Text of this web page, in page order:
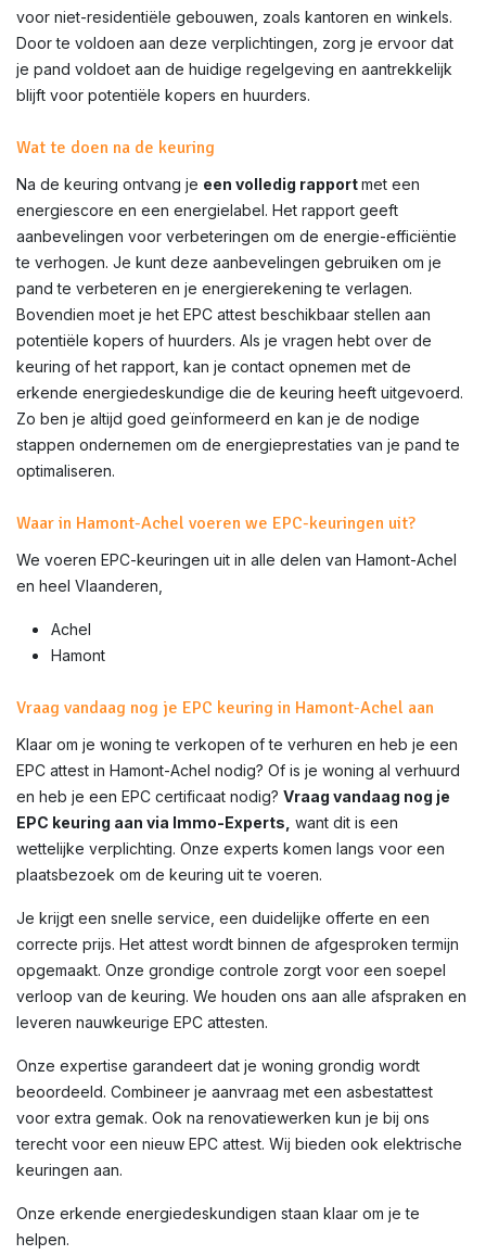
voor niet-residentiële gebouwen, zoals kantoren en winkels.
Door te voldoen aan deze verplichtingen, zorg je ervoor dat
je pand voldoet aan de huidige regelgeving en aantrekkelijk
blijft voor potentiële kopers en huurders.
Wat te doen na de keuring
Na de keuring ontvang je een volledig rapportmet een
energiescore en een energielabel. Het rapport geeft
aanbevelingen voor verbeteringen om de energie-efficiëntie
te verhogen. Je kunt deze aanbevelingen gebruiken om je
pand te verbeteren en je energierekening te verlagen.
Bovendien moet je het EPC attest beschikbaar stellen aan
potentiële kopers of huurders. Als je vragen hebt over de
keuring of het rapport, kan je contact opnemen met de
erkende energiedeskundige die de keuring heeft uitgevoerd.
Zo ben je altijd goed geïnformeerd en kan je de nodige
stappen ondernemen om de energieprestaties van je pand te
optimaliseren.
Waar in Hamont-Achel voeren we EPC-keuringen uit?
We voeren EPC-keuringen uit in alle delen van Hamont-Achel
en heel Vlaanderen,
Achel
Hamont
Vraag vandaag nog je EPC keuring in Hamont-Achel aan
Klaar om je woning te verkopen of te verhuren en heb je een
EPC attest in Hamont-Achel nodig? Of is je woning al verhuurd
en heb je een EPC certificaat nodig? Vraag vandaag nog je
EPC keuring aan via Immo-Experts, want dit is een
wettelijke verplichting. Onze experts komen langs voor een
plaatsbezoek om de keuring uit te voeren.
Je krijgt een snelle service, een duidelijke offerte en een
correcte prijs. Het attest wordt binnen de afgesproken termijn
opgemaakt. Onze grondige controle zorgt voor een soepel
verloop van de keuring. We houden ons aan alle afspraken en
leveren nauwkeurige EPC attesten.
Onze expertise garandeert dat je woning grondig wordt
beoordeeld. Combineer je aanvraag met een asbestattest
voor extra gemak. Ook na renovatiewerken kun je bij ons
terecht voor een nieuw EPC attest. Wij bieden ook elektrische
keuringen aan.
Onze erkende energiedeskundigen staan klaar om je te
helpen.